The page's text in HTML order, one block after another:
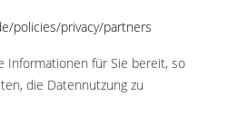
policies/privacy/partners
Informationen für Sie bereit, so
die Datennutzung zu